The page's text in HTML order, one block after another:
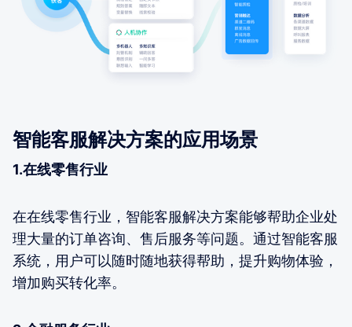
智能客服解决方案的应用场景
1.在线零售行业
在在线零售行业，智能客服解决方案能够帮助企业处
理大量的订单咨询、售后服务等问题。通过智能客服
系统，用户可以随时随地获得帮助，提升购物体验，
增加购买转化率。